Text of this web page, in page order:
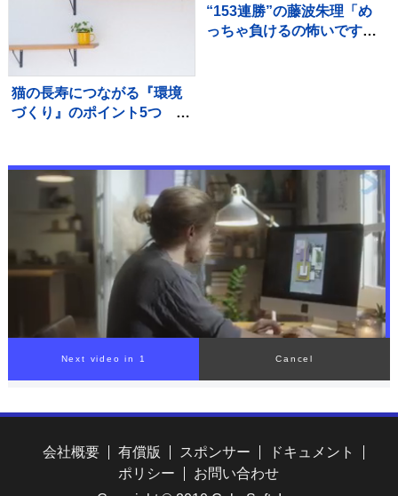
猫の長寿につながる『環境
づくり』のポイント5つ 愛
“153連勝”の藤波朱理「め
っちゃ負けるの怖いです」
会社概要 有償版 スポンサー
ドキュメント
ポリシー
お問い合わせ